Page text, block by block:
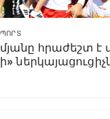
հրաժեշտ է